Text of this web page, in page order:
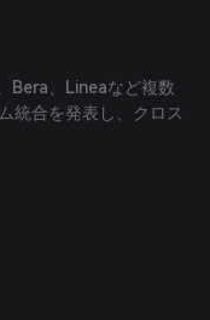
Bera、Lineaなど複数
統合を発表し、クロス